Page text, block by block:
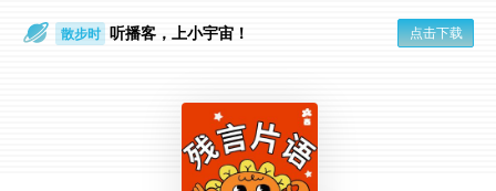
散步时 听播客，上小宇宙！ 点击下载